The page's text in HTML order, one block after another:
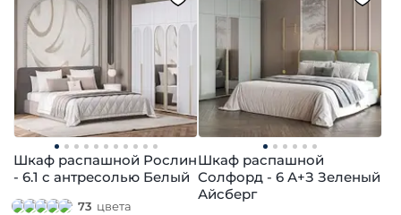
Шкаф распашной Рослин
- 6.1 с антресолью Белый
73 цвета
Шкаф распашной
Солфорд - 6 А+З Зеленый
Айсберг